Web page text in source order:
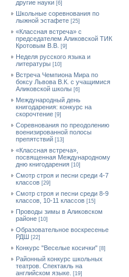
другие науки [6]
Школьные соревнования по
лыжной эстафете [25]
«Классная встреча» с
председателем Аликовской ТИК
Кротовым В.В.
[9]
Неделя русского языка и
литературы [10]
Встреча Чемпиона Мира по
боксу Львова В.К. с учащимися
Аликовской школы [6]
Международный день
книгодарения: конкурс на
скорочтение [9]
Cоревнования по преодолению
военизированной полосы
препятствий [13]
«Классная встреча»,
посвященная Международному
дню книгодарения [10]
Смотр строя и песни среди 4-7
классов [29]
Смотр строя и песни среди 8-9
классов, 10-11 классов [15]
Проводы зимы в Аликовском
районе [10]
Образовательное воскресенье
РДШ [22]
Конкурс "Веселые косички" [8]
Районный конкурс школьных
театров. Спектакль на
английском языке.
[19]